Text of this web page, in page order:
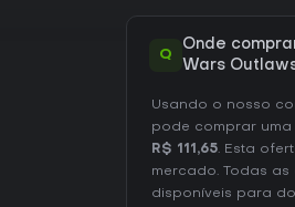
Q
Onde
Wars
Usando o nosso
pode comprar uma
R$ 111,65. Esta
mercado. Todas
disponíveis para